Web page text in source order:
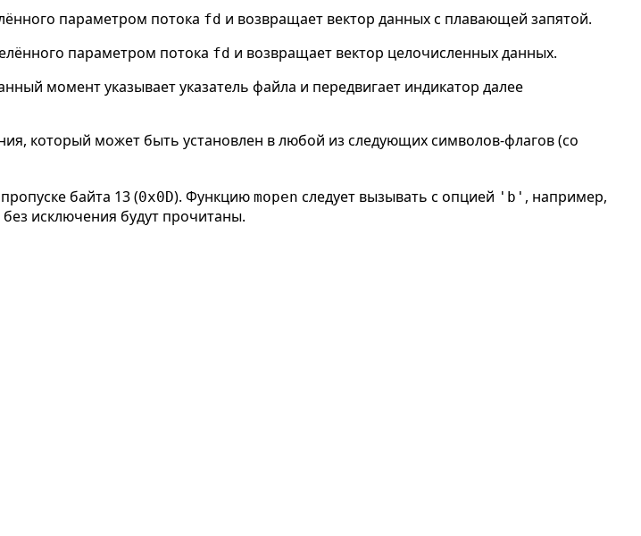
параметром потока fd и возвращает вектор данных с плавающей запятой.
параметром потока fd и возвращает вектор целочисленных данных.
момент указывает указатель файла и передвигает индикатор далее
который может быть установлен в любой из следующих символов-флагов (со
байта 13 (0x0D). Функцию mopen следует вызывать с опцией 'b' , например,
без исключения будут прочитаны.